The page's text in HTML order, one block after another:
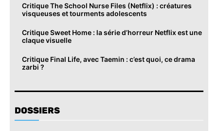
Critique The School Nurse Files (Netflix) : créatures
visqueuses et tourments adolescents
Critique Sweet Home : la série d’horreur Netflix est une
claque visuelle
Critique Final Life, avec Taemin : c’est quoi, ce drama
zarbi ?
DOSSIERS